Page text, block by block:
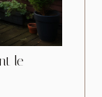
le